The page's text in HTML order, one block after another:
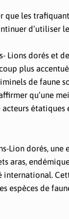
que les
d’utiliser
Lions dorés et
plus
de faune
qu’une
étatiques
Lion dorés,
aras,
international.
espèces de